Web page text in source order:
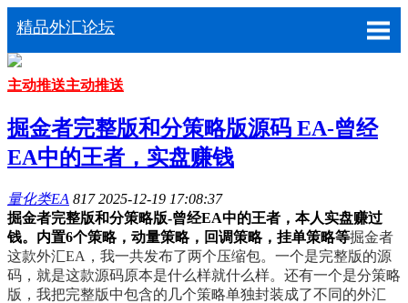
精品外汇论坛
主动推送主动推送
掘金者完整版和分策略版源码 EA-曾经
EA中的王者，实盘赚钱
量化类EA 817 2025-12-19 17:08:37
掘金者完整版和分策略版-曾经EA中的王者，本人实盘赚过
钱。内置6个策略，动量策略，回调策略，挂单策略等掘金者
这款外汇EA，我一共发布了两个压缩包。一个是完整版的源
码，就是这款源码原本是什么样就什么样。还有一个是分策略
版，我把完整版中包含的几个策略单独封装成了不同的外汇